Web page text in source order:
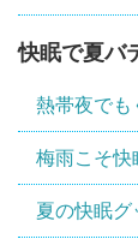
快眠で夏バ
熱帯夜でも
梅雨こそ快
夏の快眠グ